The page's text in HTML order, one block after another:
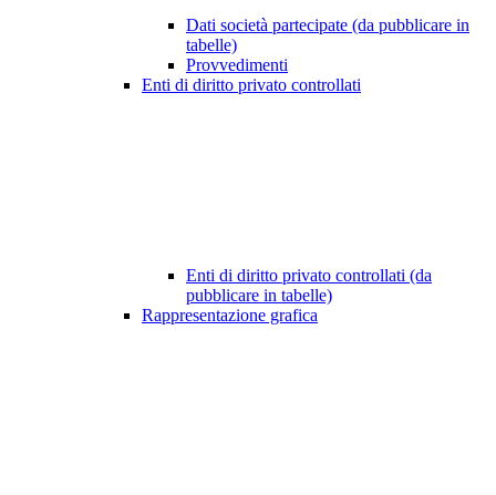
Dati società partecipate (da pubblicare in
tabelle)
Provvedimenti
Enti di diritto privato controllati
Enti di diritto privato controllati (da
pubblicare in tabelle)
Rappresentazione grafica